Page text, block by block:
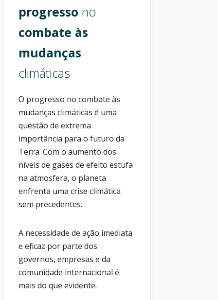
progresso no
combate às
mudanças
climáticas
O progresso no combate às
mudanças climáticas é uma
questão de extrema
importância para o futuro da
Terra. Com o aumento dos
níveis de gases de efeito estufa
na atmosfera, o planeta
enfrenta uma crise climática
sem precedentes.
A necessidade de ação imediata
e eficaz por parte dos
governos, empresas e da
comunidade internacional é
mais do que evidente.